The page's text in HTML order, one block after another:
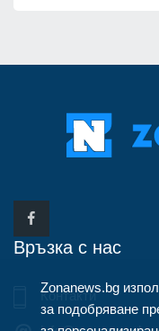
Връзка с нас
Контакти
Zonanews.bg
за подобряване